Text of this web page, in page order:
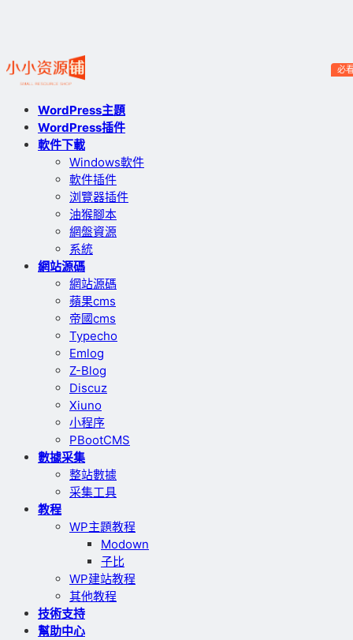
WordPress主題
WordPress插件
軟件下載
Windows軟件
軟件插件
浏覽器插件
油猴腳本
網盤資源
系統
網站源碼
網站源碼
蘋果cms
帝國cms
Typecho
Emlog
Z-Blog
Discuz
Xiuno
小程序
PBootCMS
數據采集
整站數據
采集工具
教程
WP主題教程
Modown
子比
WP建站教程
其他教程
技術支持
幫助中心
必